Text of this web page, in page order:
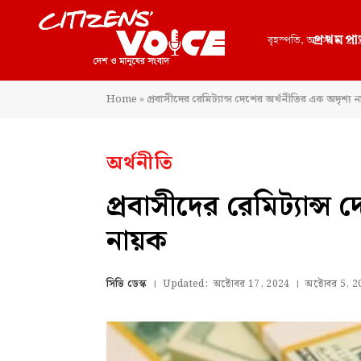
বৃহস্পতি, আগস্ট 6,
Home»প্রবাসীদের রেমিট্যান্স দেশের অর্থনীতির এক অদৃশ্য
অর্থনীতি
প্রবাসীদের
নায়ক
সিভি ডেস্ক Updated: অক্টোবর 17, 2024 অক্টোবর 5,